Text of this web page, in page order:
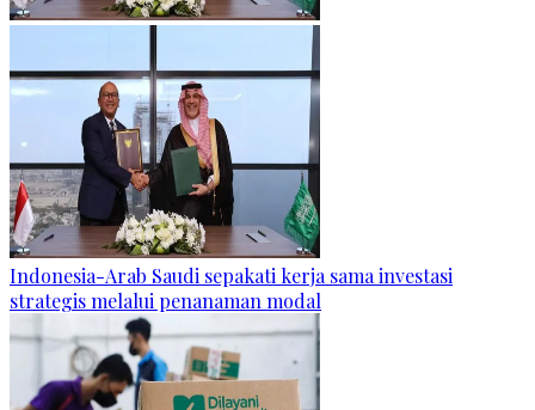
Indonesia-Arab Saudi sepakati kerja sama investasi
strategis melalui penanaman modal